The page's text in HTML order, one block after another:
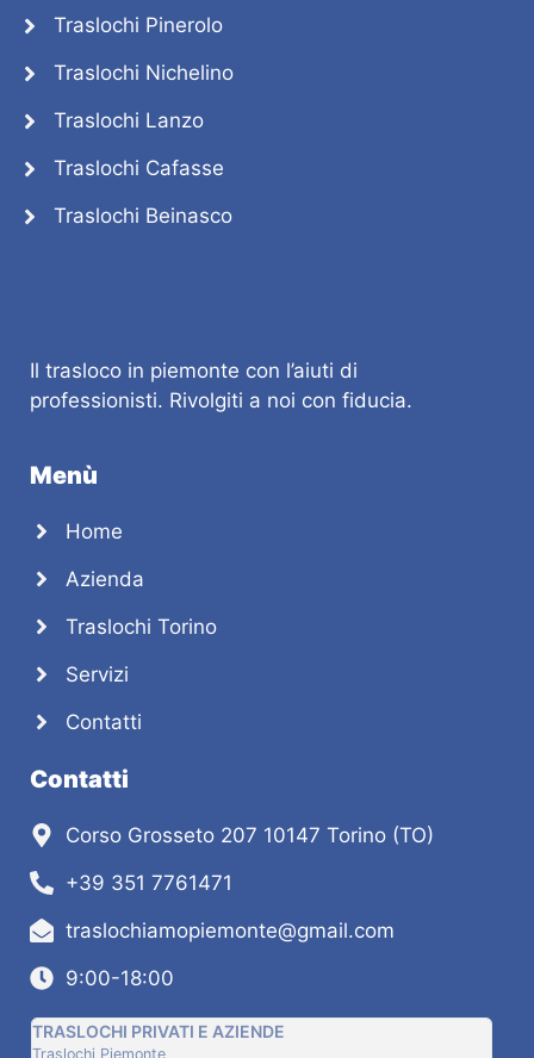
Traslochi Pinerolo
Traslochi Nichelino
Traslochi Lanzo
Traslochi Cafasse
Traslochi Beinasco
Il trasloco in piemonte con l’aiuti di
professionisti. Rivolgiti a noi con fiducia.
Menù
Home
Azienda
Traslochi Torino
Servizi
Contatti
Contatti
Corso Grosseto 207 10147 Torino (TO)
+39 351 7761471
traslochiamopiemonte@gmail.com
9:00-18:00
TRASLOCHI PRIVATI E AZIENDE
Traslochi Piemonte